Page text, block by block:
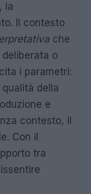
la
Il contesto
che
o
i parametri:
della
e
contesto, il
Con il
tra